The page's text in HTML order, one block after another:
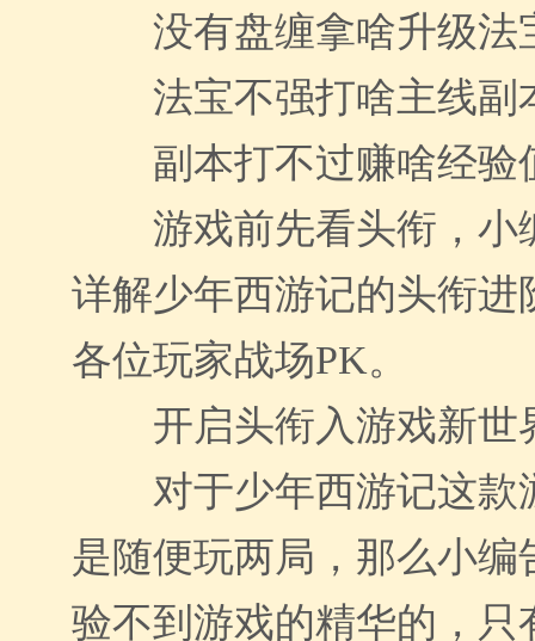
没有盘缠拿啥升级法
法宝不强打啥主线副
副本打不过赚啥经验
游戏前先看头衔，小
详解少年西游记的头衔进
各位玩家战场PK。
开启头衔入游戏新世
对于少年西游记这款
是随便玩两局，那么小编
验不到游戏的精华的，只